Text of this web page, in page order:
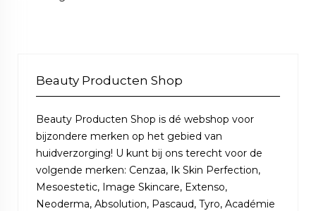
Beauty Producten Shop
Beauty Producten Shop is dé webshop voor
bijzondere merken op het gebied van
huidverzorging! U kunt bij ons terecht voor de
volgende merken: Cenzaa, Ik Skin Perfection,
Mesoestetic, Image Skincare, Extenso,
Neoderma, Absolution, Pascaud, Tyro, Académie